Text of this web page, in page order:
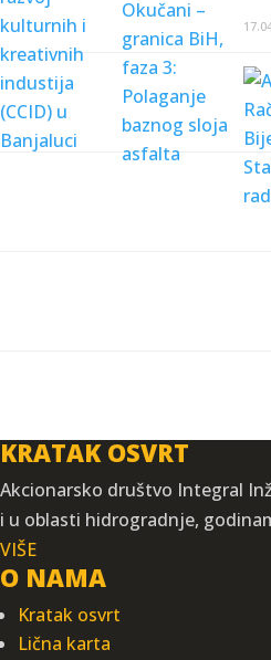
KRATAK OSVRT
Akcionarsko društvo Integral
i u oblasti hidrogradnje,
VIŠE
O NAMA
Kratak osvrt
Lična karta